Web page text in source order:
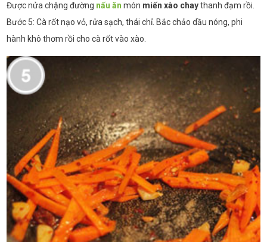
Được nửa chặng đường nấu ăn món miến xào chaythanh đạm rồi.
Bước 5: Cà rốt nạo vỏ, rửa sạch, thái chỉ. Bắc chảo dầu nóng, phi
hành khô thơm rồi cho cà rốt vào xào.